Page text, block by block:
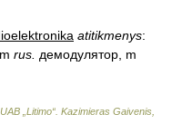
atitikmenys:
rus. демодулятор, m
„Litimo“ Kazimieras Gaivenis,